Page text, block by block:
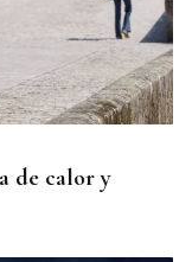
de calor y